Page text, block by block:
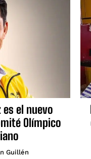
el nuevo
Olímpico
Guillén